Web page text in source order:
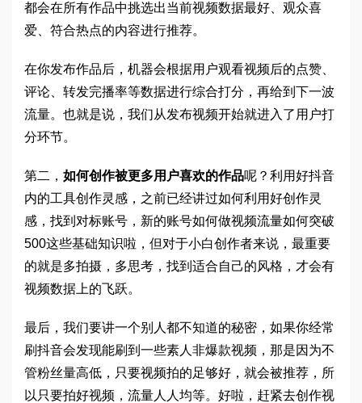
都会在所有作品中挑选出当前视频数据最好、观众喜
爱、符合热点的内容进行推荐。
在你发布作品后，机器会根据用户观看视频后的点赞、
评论、转发完播率等数据进行综合打分，再给到下一波
流量。也就是说，我们从发布视频开始就进入了用户打
分环节。
第二， 如何创作被更多用户喜欢的作品呢？利用好抖音
内的工具创作灵感，之前已经讲过如何利用好创作灵
感，找到对标账号，新的账号如何做视频流量如何突破
500这些基础知识啦，但对于小白创作者来说，最重要
的就是多拍摄，多思考，找到适合自己的风格，才会有
视频数据上的飞跃。
最后，我们要讲一个别人都不知道的秘密，如果你经常
刷抖音会发现能刷到一些素人非爆款视频，那是因为不
管粉丝量高低，只要视频拍的足够好，就会被推荐，所
以只要拍好视频，流量人人均等。好啦，赶紧去创作视